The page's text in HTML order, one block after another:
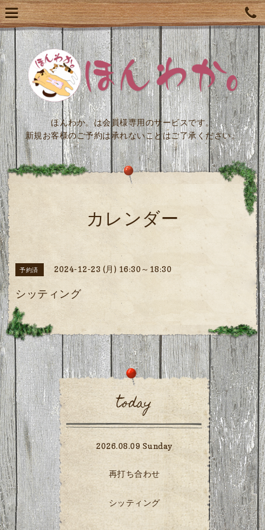
ほんわか。は会員様専用のサービスです。
新規お客様のご予約は承れないことはご了承ください。
カレンダー
予約済 2024-12-23 (月) 16:30～18:30
シッティング
today
2026.08.09 Sunday
再打ち合わせ
シッティング